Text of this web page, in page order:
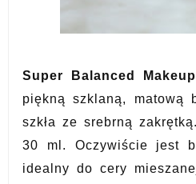
Super Balanced
piękną szklaną, matową
szkła ze srebrną
30 ml. Oczywiście jest
idealny do cery